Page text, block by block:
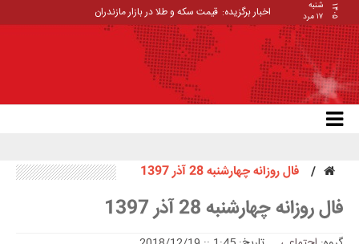
۱۴۰۵
شنبه
۱۷ مرد
اخبار برگزیده: قیمت سکه و طلا در بازار مازندران
فال روزانه چهارشنبه 28 آذر 1397
فال روزانه چهارشنبه 28 آذر 1397